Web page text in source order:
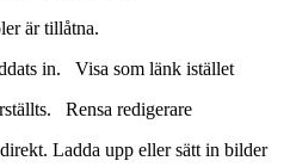
är tillåtna.
in. Visa som länk istället
Rensa redigerare
Ladda upp eller sätt in bilder